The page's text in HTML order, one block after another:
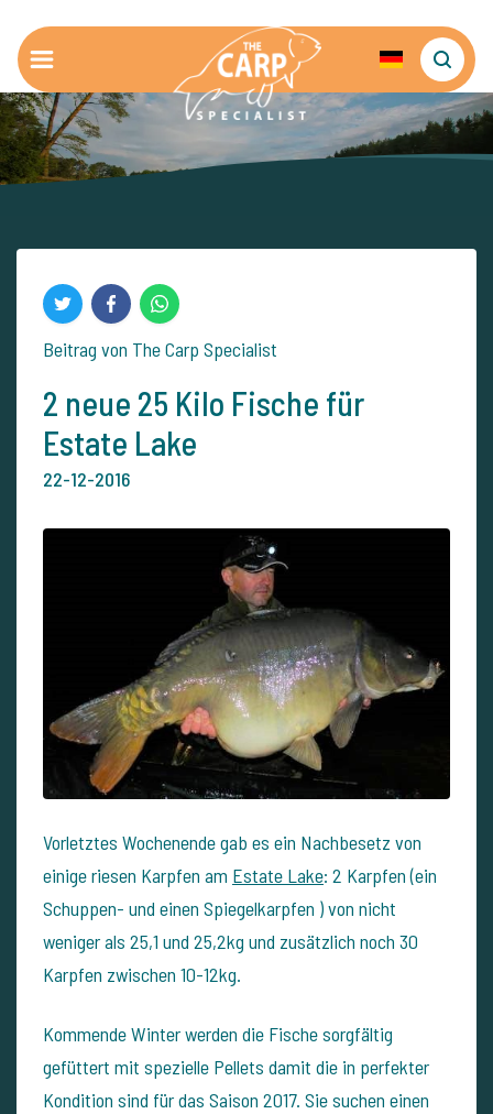
Beitrag von The Carp Specialist
2 neue 25 Kilo Fische für
Estate Lake
22-12-2016
Vorletztes Wochenende gab es ein Nachbesetz von
einige riesen Karpfen am Estate Lake: 2 Karpfen (ein
Schuppen- und einen Spiegelkarpfen ) von nicht
weniger als 25,1 und 25,2kg und zusätzlich noch 30
Karpfen zwischen 10-12kg.
Kommende Winter werden die Fische sorgfältig
gefüttert mit spezielle Pellets damit die in perfekter
Kondition sind für das Saison 2017. Sie suchen einen